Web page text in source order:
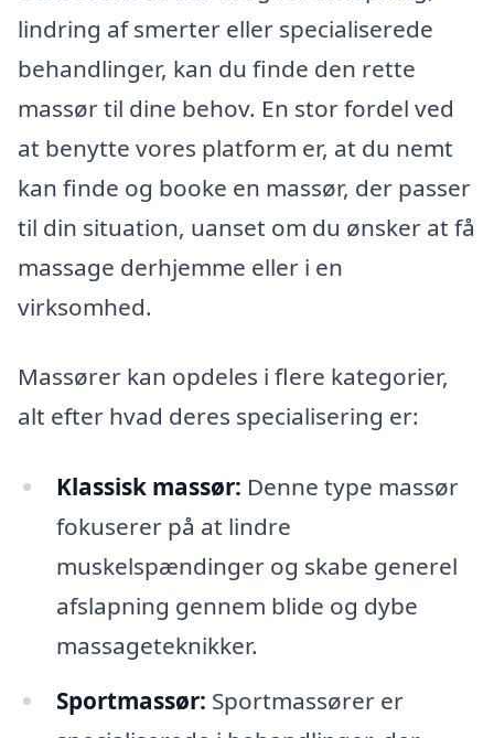
lindring af smerter eller specialiserede
behandlinger, kan du finde den rette
massør til dine behov. En stor fordel ved
at benytte vores platform er, at du nemt
kan finde og booke en massør, der passer
til din situation, uanset om du ønsker at få
massage derhjemme eller i en
virksomhed.
Massører kan opdeles i flere kategorier,
alt efter hvad deres specialisering er:
Klassisk massør: Denne type massør
fokuserer på at lindre
muskelspændinger og skabe generel
afslapning gennem blide og dybe
massageteknikker.
Sportmassør: Sportmassører er